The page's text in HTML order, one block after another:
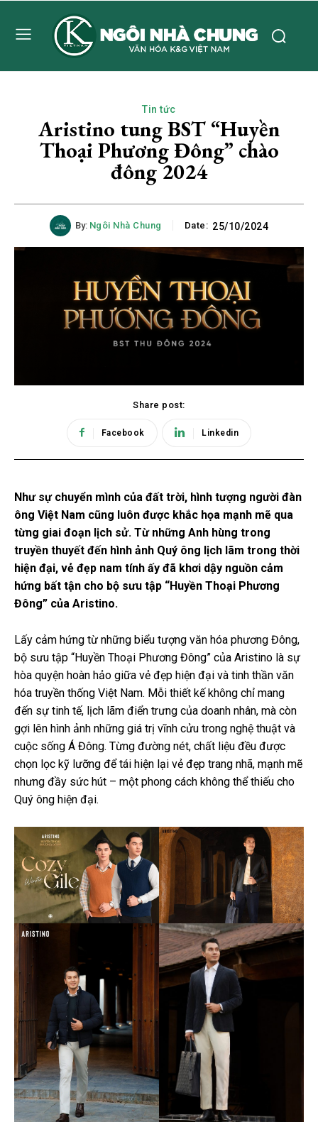
Tin tức
Aristino tung BST “Huyền
Thoại Phương Đông” chào
đông 2024
By: Ngôi Nhà Chung Date: 25/10/2024
Share post:
Facebook Linkedin
Như sự chuyển mình của đất trời, hình tượng người đàn
ông Việt Nam cũng luôn được khắc họa mạnh mẽ qua
từng giai đoạn lịch sử. Từ những Anh hùng trong
truyền thuyết đến hình ảnh Quý ông lịch lãm trong thời
hiện đại, vẻ đẹp nam tính ấy đã khơi dậy nguồn cảm
hứng bất tận cho bộ sưu tập “Huyền Thoại Phương
Đông” của Aristino.
Lấy cảm hứng từ những biểu tượng văn hóa phương Đông,
bộ sưu tập “Huyền Thoại Phương Đông” của Aristino là sự
hòa quyện hoàn hảo giữa vẻ đẹp hiện đại và tinh thần văn
hóa truyền thống Việt Nam. Mỗi thiết kế không chỉ mang
đến sự tinh tế, lịch lãm điển trưng của doanh nhân, mà còn
gợi lên hình ảnh những giá trị vĩnh cửu trong nghệ thuật và
cuộc sống Á Đông. Từng đường nét, chất liệu đều được
chọn lọc kỹ lưỡng để tái hiện lại vẻ đẹp trang nhã, mạnh mẽ
nhưng đầy sức hút – một phong cách không thể thiếu cho
Quý ông hiện đại.